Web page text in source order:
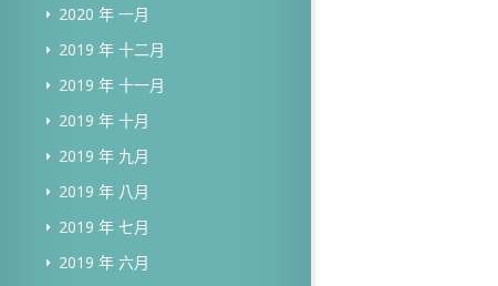
2020 年 一月
2019 年 十二月
2019 年 十一月
2019 年 十月
2019 年 九月
2019 年 八月
2019 年 七月
2019 年 六月